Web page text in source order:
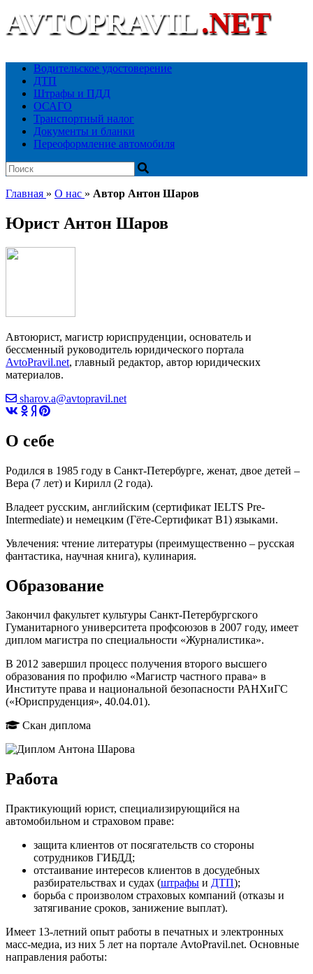
AVTOPRAVIL.NET
Водительское удостоверение
ДТП
Штрафы и ПДД
ОСАГО
Транспортный налог
Документы и бланки
Переоформление автомобиля
Главная » О нас » Автор Антон Шаров
Юрист Антон Шаров
Автоюрист, магистр юриспруденции, основатель и
бессменный руководитель юридического портала
AvtoPravil.net, главный редактор, автор юридических
материалов.
sharov.a@avtopravil.net
О себе
Родился в 1985 году в Санкт-Петербурге, женат, двое детей –
Вера (7 лет) и Кирилл (2 года).
Владеет русским, английским (сертификат IELTS Pre-
Intermediate) и немецким (Гёте-Сертификат B1) языками.
Увлечения: чтение литературы (преимущественно – русская
фантастика, научная книга), кулинария.
Образование
Закончил факультет культуры Санкт-Петербургского
Гуманитарного университета профсоюзов в 2007 году, имеет
диплом магистра по специальности «Журналистика».
В 2012 завершил процесс получения второго высшего
образования по профилю «Магистр частного права» в
Институте права и национальной безопасности РАНХиГС
(«Юриспруденция», 40.04.01).
Скан диплома
Работа
Практикующий юрист, специализирующийся на
автомобильном и страховом праве:
защита клиентов от посягательств со стороны
сотрудников ГИБДД;
отстаивание интересов клиентов в досудебных
разбирательствах и судах (штрафы и ДТП);
борьба с произволом страховых компаний (отказы и
затягивание сроков, занижение выплат).
Имеет 13-летний опыт работы в печатных и электронных
масс-медиа, из них 5 лет на портале AvtoPravil.net. Основные
направления работы: